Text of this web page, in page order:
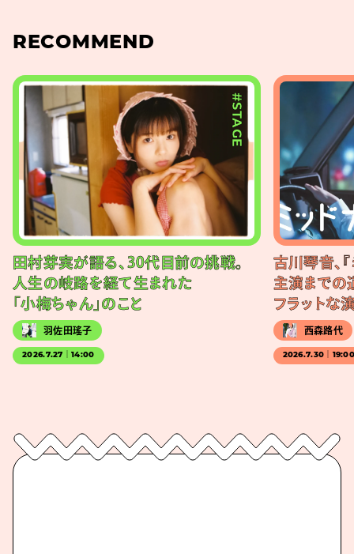
RECOMMEND
#STAGE
田村芽実が語る、30代目前の挑戦。
人生の岐路を経て生まれた
「小梅ちゃん」のこと
羽佐田瑤子
2026.7.27｜14:00
古川琴音、
主演までの
フラットな
西森路代
2026.7.30｜